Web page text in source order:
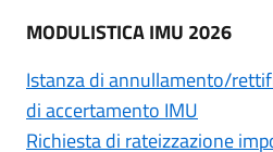
MODULISTICA IMU 2026
Istanza di annullamento/
di accertamento IMU
Richiesta di rateizzazione